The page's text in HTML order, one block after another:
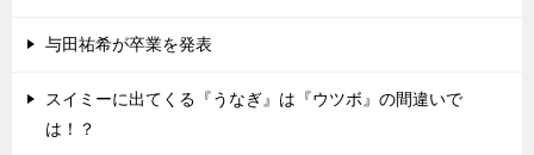
与田祐希が卒業を発表
スイミーに出てくる『うなぎ』は『ウツボ』の間違いで
は！？